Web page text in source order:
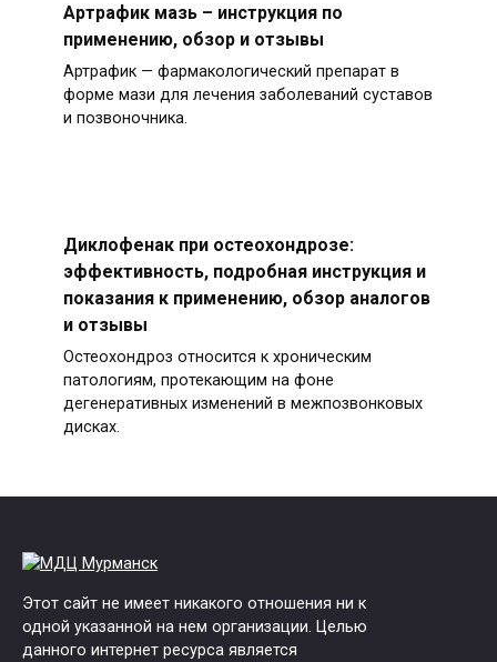
Артрафик мазь – инструкция по
применению, обзор и отзывы
Артрафик — фармакологический препарат в
форме мази для лечения заболеваний суставов
и позвоночника.
Диклофенак при остеохондрозе:
эффективность, подробная инструкция и
показания к применению, обзор аналогов
и отзывы
Остеохондроз относится к хроническим
патологиям, протекающим на фоне
дегенеративных изменений в межпозвонковых
дисках.
Этот сайт не имеет никакого отношения ни к
одной указанной на нем организации. Целью
данного интернет ресурса является